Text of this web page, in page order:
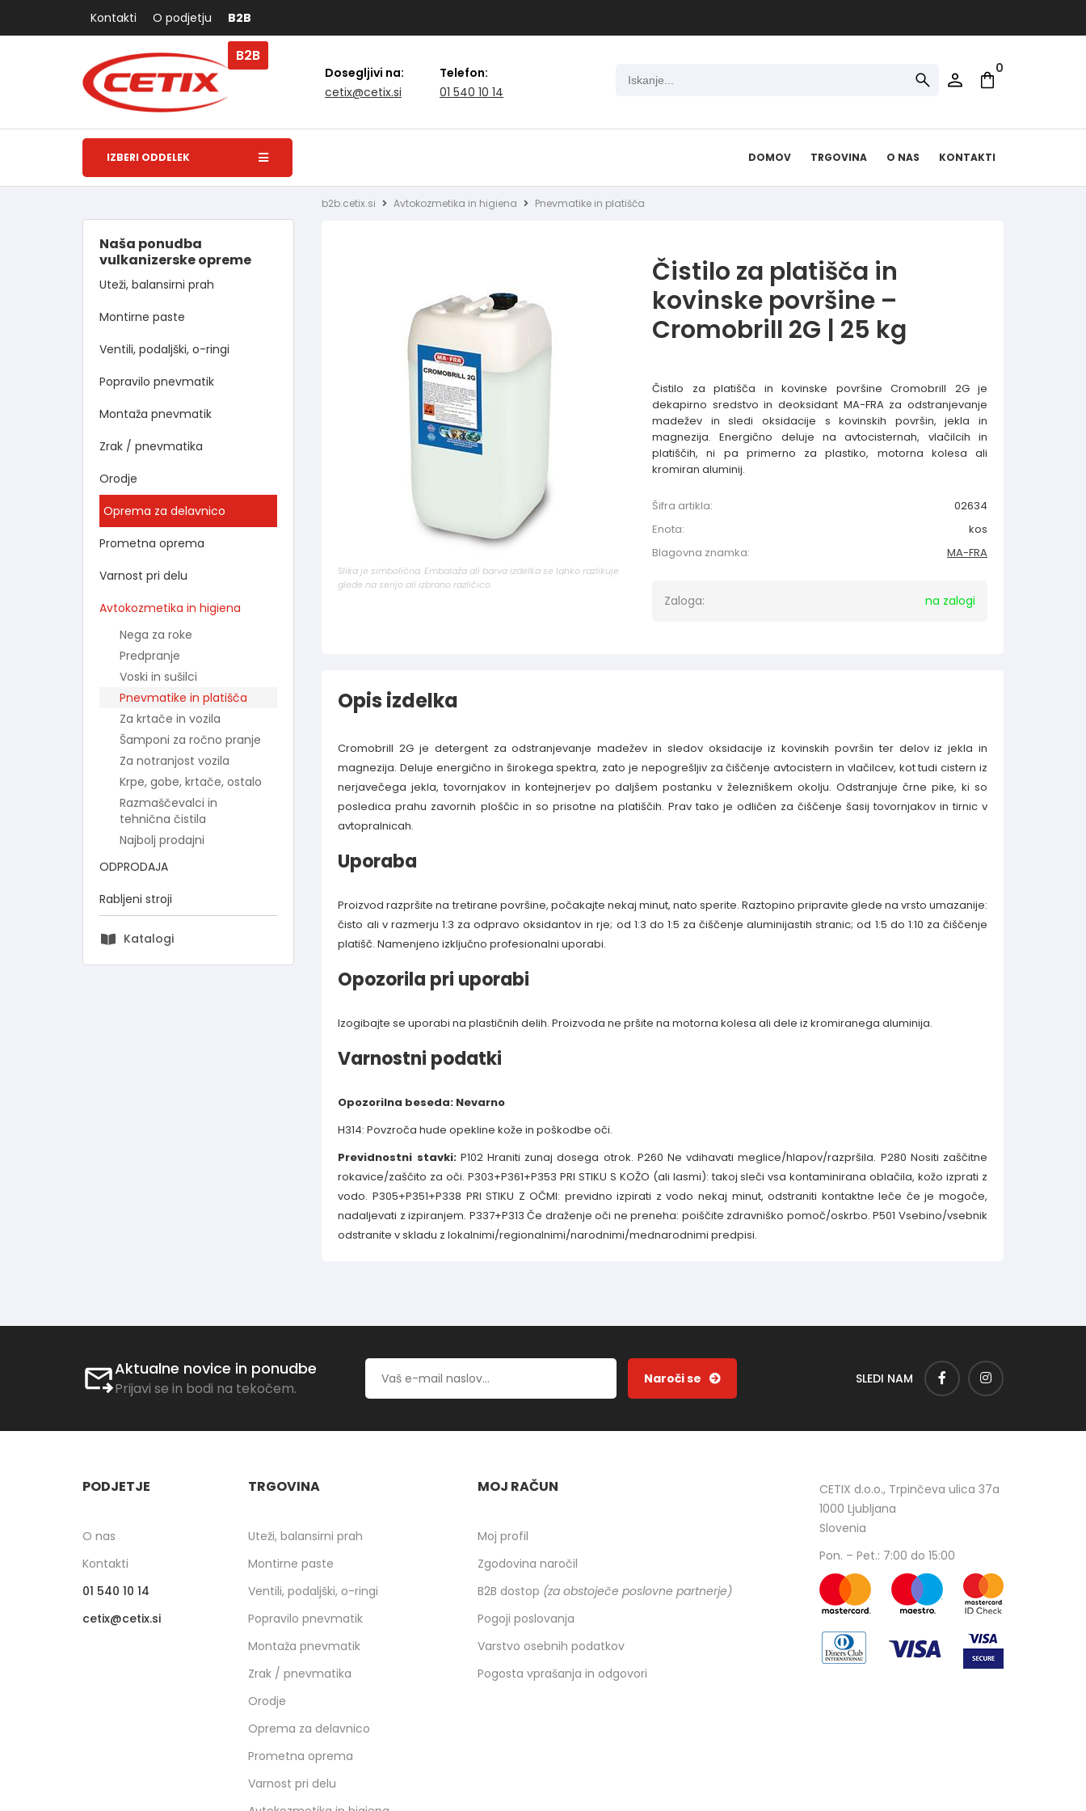
Kontakti O podjetju B2B
Dosegljivi na:
cetix
cetix.si
Telefon:
01 540 10 14
0
B2B
IZBERI ODDELEK DOMOV TRGOVINA O NAS KONTAKTI
Naša ponudba
vulkanizerske opreme
Uteži, balansirni prah
Montirne paste
Ventili, podaljški, o-ringi
Popravilo pnevmatik
Montaža pnevmatik
Zrak / pnevmatika
Orodje
Oprema za delavnico
Prometna oprema
Varnost pri delu
Avtokozmetika in higiena
Nega za roke
Predpranje
Voski in sušilci
Pnevmatike in platišča
Za krtače in vozila
Šamponi za ročno pranje
Za notranjost vozila
Krpe, gobe, krtače, ostalo
Razmaščevalci in
tehnična čistila
Najbolj prodajni
ODPRODAJA
Rabljeni stroji
Katalogi
b2b.cetix.si Avtokozmetika in higiena Pnevmatike in platišča
Čistilo za platišča in
kovinske površine –
Cromobrill 2G | 25 kg
Slika je simbolična. Embalaža ali barva izdelka se lahko razlikuje
glede na serijo ali izbrano različico.
Čistilo za platišča in kovinske površine Cromobrill 2G je
dekapirno sredstvo in deoksidant MA-FRA za odstranjevanje
madežev in sledi oksidacije s kovinskih površin, jekla in
magnezija. Energično deluje na avtocisternah, vlačilcih in
platiščih, ni pa primerno za plastiko, motorna kolesa ali
kromiran aluminij.
Šifra artikla:
02634
Enota:
kos
Blagovna znamka:
MA-FRA
Zaloga: na zalogi
Opis izdelka
Cromobrill 2G je detergent za odstranjevanje madežev in sledov oksidacije iz kovinskih površin ter delov iz jekla in
magnezija. Deluje energično in širokega spektra, zato je nepogrešljiv za čiščenje avtocistern in vlačilcev, kot tudi cistern iz
nerjavečega jekla, tovornjakov in kontejnerjev po daljšem postanku v železniškem okolju. Odstranjuje črne pike, ki so
posledica prahu zavornih ploščic in so prisotne na platiščih. Prav tako je odličen za čiščenje šasij tovornjakov in tirnic v
avtopralnicah.
Uporaba
Proizvod razpršite na tretirane površine, počakajte nekaj minut, nato sperite. Raztopino pripravite glede na vrsto umazanije:
čisto ali v razmerju 1:3 za odpravo oksidantov in rje; od 1:3 do 1:5 za čiščenje aluminijastih stranic; od 1:5 do 1:10 za čiščenje
platišč. Namenjeno izključno profesionalni uporabi.
Opozorila pri uporabi
Izogibajte se uporabi na plastičnih delih. Proizvoda ne pršite na motorna kolesa ali dele iz kromiranega aluminija.
Varnostni podatki
Opozorilna beseda: Nevarno
H314: Povzroča hude opekline kože in poškodbe oči.
Previdnostni stavki:P102 Hraniti zunaj dosega otrok. P260 Ne vdihavati meglice/hlapov/razpršila. P280 Nositi zaščitne
rokavice/zaščito za oči. P303+P361+P353 PRI STIKU S KOŽO (ali lasmi): takoj sleči vsa kontaminirana oblačila, kožo izprati z
vodo. P305+P351+P338 PRI STIKU Z OČMI: previdno izpirati z vodo nekaj minut, odstraniti kontaktne leče če je mogoče,
nadaljevati z izpiranjem. P337+P313 Če draženje oči ne preneha: poiščite zdravniško pomoč/oskrbo. P501 Vsebino/vsebnik
odstranite v skladu z lokalnimi/regionalnimi/narodnimi/mednarodnimi predpisi.
Aktualne novice in ponudbe
Prijavi se in bodi na tekočem.
SLEDI NAM
PODJETJE
O nas
Kontakti
01 540 10 14
cetix
cetix.si
TRGOVINA
Uteži, balansirni prah
Montirne paste
Ventili, podaljški, o-ringi
Popravilo pnevmatik
Montaža pnevmatik
Zrak / pnevmatika
Orodje
Oprema za delavnico
Prometna oprema
Varnost pri delu
MOJ RAČUN
Moj profil
Zgodovina naročil
B2B dostop (za obstoječe poslovne partnerje)
Pogoji poslovanja
Varstvo osebnih podatkov
Pogosta vprašanja in odgovori
CETIX d.o.o., Trpinčeva ulica 37a
1000 Ljubljana
Slovenia
Pon. – Pet.: 7:00 do 15:00